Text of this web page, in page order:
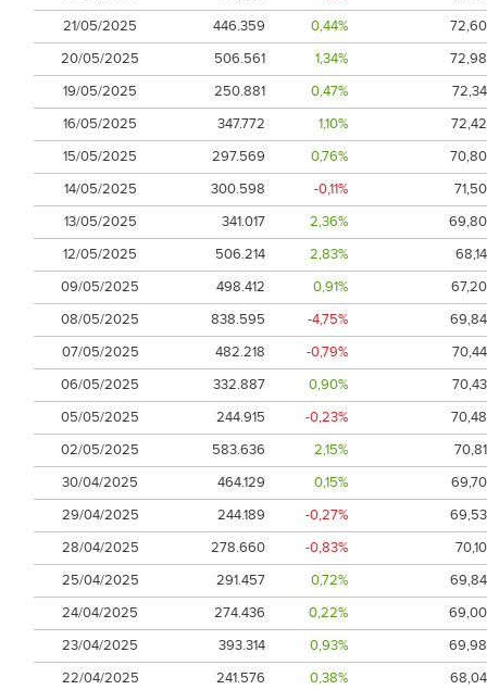
21/05/2025
446.359 0,44%
72,60
20/05/2025
506.561 1,34%
72,98
19/05/2025
250.881 0,47%
72,34
16/05/2025
347.772 1,10%
72,42
15/05/2025
297.569 0,76%
70,80
14/05/2025
300.598 -0,11%
71,50
13/05/2025
341.017 2,36%
69,80
12/05/2025
506.214 2,83%
68,14
09/05/2025
498.412 0,91%
67,20
08/05/2025
838.595 -4,75%
69,84
07/05/2025
482.218 -0,79%
70,44
06/05/2025
332.887 0,90%
70,43
05/05/2025
244.915 -0,23%
70,48
02/05/2025
583.636 2,15%
70,81
30/04/2025
464.129 0,15%
69,70
29/04/2025
244.189 -0,27%
69,53
28/04/2025
278.660 -0,83%
70,10
25/04/2025
291.457 0,72%
69,84
24/04/2025
274.436 0,22%
69,00
23/04/2025
393.314 0,93%
69,98
22/04/2025
241.576 0,38%
68,04